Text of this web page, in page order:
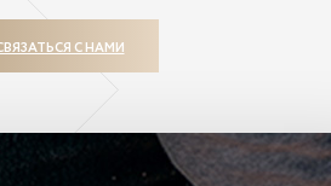
С НАМИ